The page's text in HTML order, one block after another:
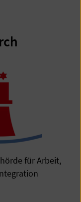
für Arbeit,